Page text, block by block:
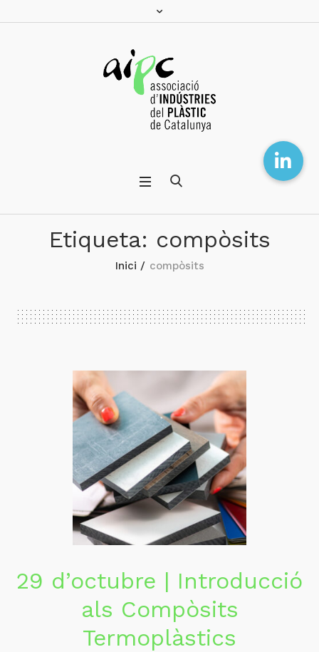
Etiqueta: compòsits
Inici / compòsits
29 d’octubre | Introducció
als Compòsits
Termoplàstics